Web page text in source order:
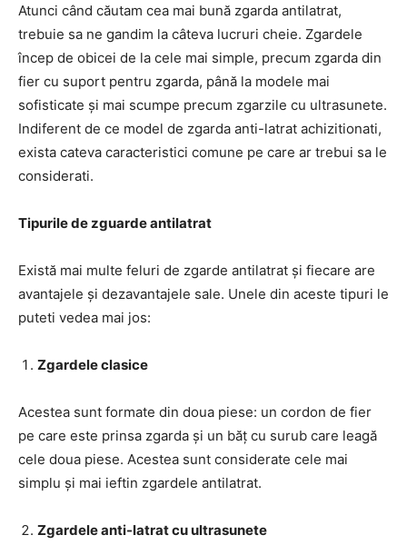
Atunci când căutam cea mai bună zgarda antilatrat,
trebuie sa ne gandim la câteva lucruri cheie. Zgardele
încep de obicei de la cele mai simple, precum zgarda din
fier cu suport pentru zgarda, până la modele mai
sofisticate și mai scumpe precum zgarzile cu ultrasunete.
Indiferent de ce model de zgarda anti-latrat achizitionati,
exista cateva caracteristici comune pe care ar trebui sa le
considerati.
Tipurile de zguarde antilatrat
Există mai multe feluri de zgarde antilatrat și fiecare are
avantajele și dezavantajele sale. Unele din aceste tipuri le
puteti vedea mai jos:
Zgardele clasice
Acestea sunt formate din doua piese: un cordon de fier
pe care este prinsa zgarda și un băț cu surub care leagă
cele doua piese. Acestea sunt considerate cele mai
simplu și mai ieftin zgardele antilatrat.
Zgardele anti-latrat cu ultrasunete